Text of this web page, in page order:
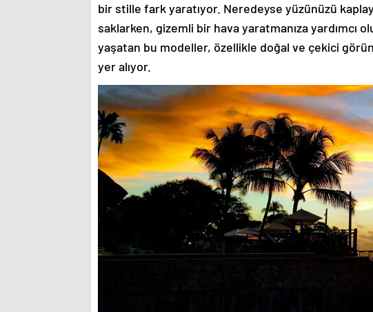
bir stille fark yaratıyor. Neredeyse yüzünüzü
saklarken, gizemli bir hava yaratmanıza yardımcı
yaşatan bu modeller, özellikle doğal ve çekici
yer alıyor.